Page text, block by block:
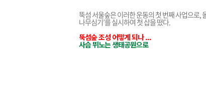
뚝섬 서울숲은 이러한 운동의 첫 번째 사업으로,
나무심기’를 실시하여 첫 삽을 떴다.
뚝섬숲 조성 어떻게 되나 ...
사슴 뛰노는 생태공원으로